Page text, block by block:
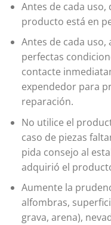
Antes de cada
producto está en
Antes de cada
perfectas
contacte
expendedor para
reparación.
No utilice el
caso de piezas
pida consejo al
adquirió el
Aumente la
alfombras,
grava, arena),